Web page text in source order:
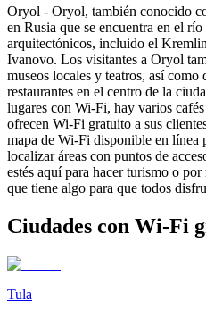
Oryol - Oryol, también conocido
en Rusia que se encuentra en el
arquitectónicos, incluido el
Ivanovo. Los visitantes a Oryol
museos locales y teatros, así como
restaurantes en el centro de la
lugares con Wi-Fi, hay varios
ofrecen Wi-Fi gratuito a sus
mapa de Wi-Fi disponible en línea
localizar áreas con puntos de
estés aquí para hacer turismo o
que tiene algo para que todos
Ciudades con Wi-Fi
Tula